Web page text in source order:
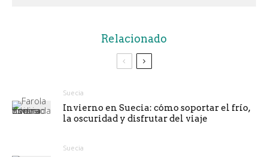
Relacionado
Suecia
Invierno en Suecia: cómo soportar el frío,
la oscuridad y disfrutar del viaje
Suecia